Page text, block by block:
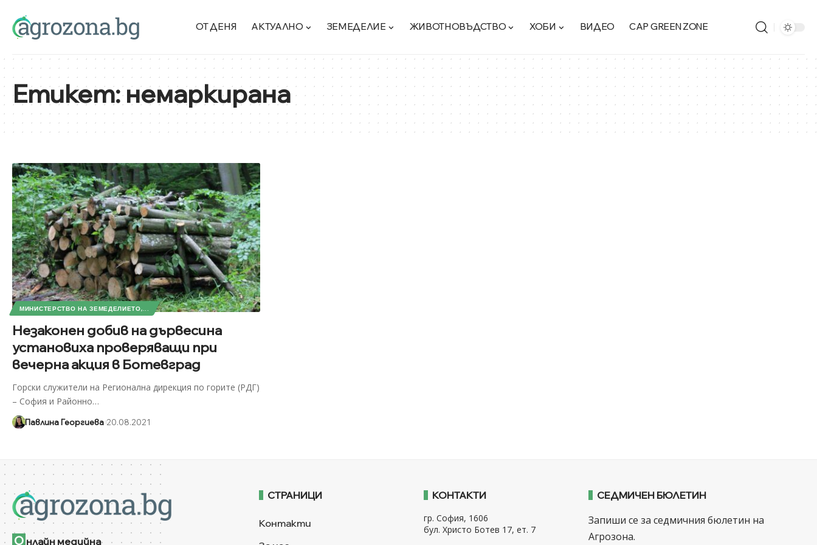
ОТ ДЕНЯ АКТУАЛНО ЗЕМЕДЕЛИЕ ЖИВОТНОВЪДСТВО ХОБИ ВИДЕО CAP GREEN ZONE
Етикет:немаркирана
МИНИСТЕРСТВО НА ЗЕМЕДЕЛИЕТО,...
Незаконен добив на дървесина
установиха проверяващи при
вечерна акция в Ботевград
Горски служители на Регионална дирекция по горите (РДГ)
– София и Районно…
Павлина Георгиева 20.08.2021
О нлайн медийна
СТРАНИЦИ
Контакти
КОНТАКТИ
гр. София, 1606
бул. Христо Ботев 17, ет. 7
СЕДМИЧЕН БЮЛЕТИН
Запиши се за седмичния бюлетин на
Агрозона.